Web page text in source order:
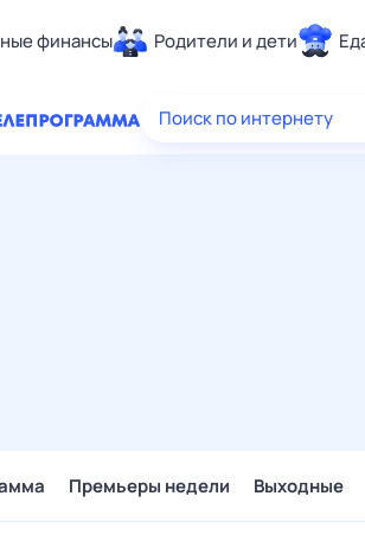
финансы Родители и дети
Здоровье
Поиск по интернету
Премьеры недели Выходные